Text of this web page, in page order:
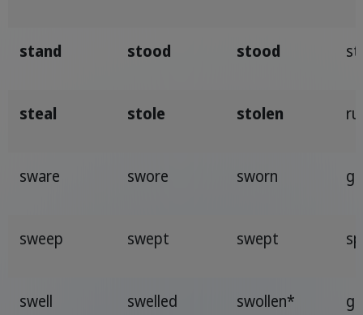
stand stood stood
steal stole stolen
sware swore sworn
sweep swept swept
swell swelled swollen*